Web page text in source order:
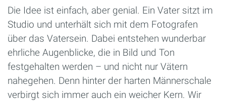
Die Idee ist einfach, aber genial. Ein Vater sitzt im
Studio und unterhält sich mit dem Fotografen
über das Vatersein. Dabei entstehen wunderbar
ehrliche Augenblicke, die in Bild und Ton
festgehalten werden – und nicht nur Vätern
nahegehen. Denn hinter der harten Männerschale
verbirgt sich immer auch ein weicher Kern. Wir